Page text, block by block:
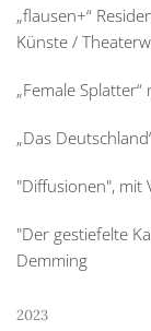
„flausen+“
Künste /
„Female
„Das
"Diffusionen", mit
"Der gestiefelte
Demming
2023